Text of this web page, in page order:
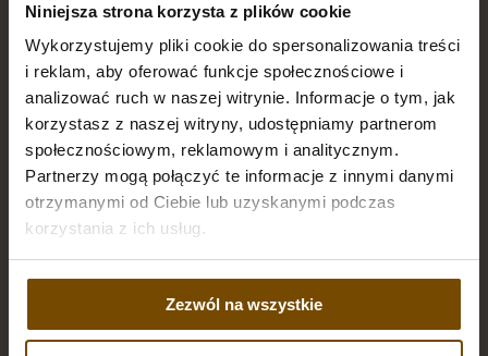
Niniejsza strona korzysta z plików cookie
Wykorzystujemy pliki cookie do spersonalizowania treści
i reklam, aby oferować funkcje społecznościowe i
analizować ruch w naszej witrynie. Informacje o tym, jak
korzystasz z naszej witryny, udostępniamy partnerom
społecznościowym, reklamowym i analitycznym.
Partnerzy mogą połączyć te informacje z innymi danymi
otrzymanymi od Ciebie lub uzyskanymi podczas
korzystania z ich usług.
Zezwól na wszystkie
Lokalizacja
Ul. Wincentego Pola 29,
58-500 Jelenia Góra
normobariajeleniagora.pl
info@normobariajeleniagora.pl
REZERWACJE ON-LINE